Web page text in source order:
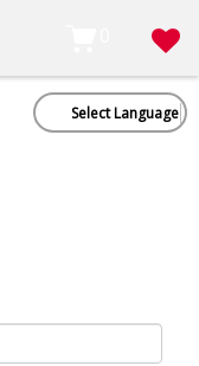
Select Language